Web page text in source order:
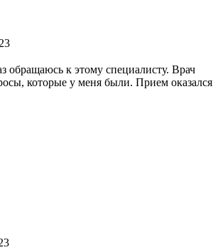
обращаюсь к этому специалисту. Врач
которые у меня были. Прием оказался